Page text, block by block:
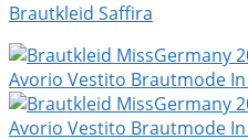
Brautkleid Saffira